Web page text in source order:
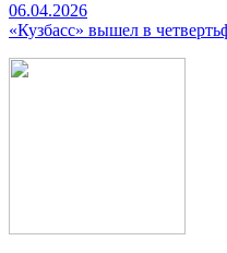
06.04.2026
«Кузбасс» вышел в